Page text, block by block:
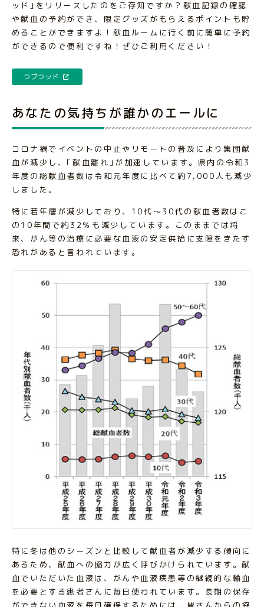
ッド｣をリリースしたのをご存知ですか？献血記録の確認
や献血の予約ができ、限定グッズがもらえるポイントも貯
めることができますよ！献血ルームに行く前に簡単に予約
ができるので便利ですね！ぜひご利用ください！
ラブラッド
あなたの気持ちが誰かのエールに
コロナ禍でイベントの中止やリモートの普及により集団献
血が減少し、｢献血離れ｣が加速しています。県内の令和3
年度の総献血者数は令和元年度に比べて約7,000人も減少
しました。
特に若年層が減少しており、10代～30代の献血者数はこ
の10年間で約32％も減少しています。このままでは将
来、がん等の治療に必要な血液の安定供給に支障をきたす
恐れがあると言われています。
特に冬は他のシーズンと比較して献血者が減少する傾向に
あるため、献血への協力が広く呼びかけられています。献
血でいただいた血液は、がんや血液疾患等の継続的な輸血
を必要とする患者さんに毎日使われています。長期の保存